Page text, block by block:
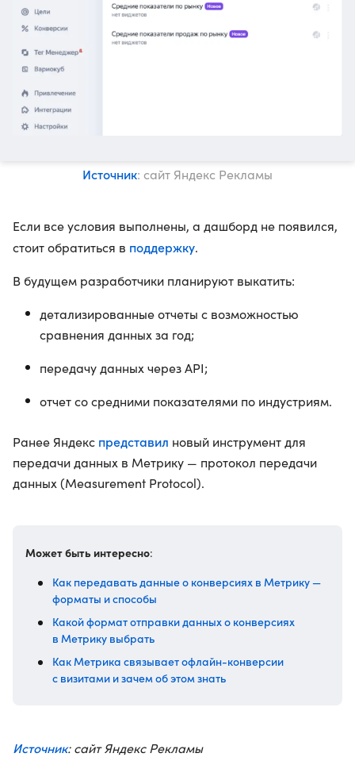
Источник: сайт Яндекс Рекламы
Если все условия выполнены, а дашборд не появился,
стоит обратиться в поддержку.
В будущем разработчики планируют выкатить:
детализированные отчеты с возможностью
сравнения данных за год;
передачу данных через API;
отчет со средними показателями по индустриям.
Ранее Яндекс представил новый инструмент для
передачи данных в Метрику — протокол передачи
данных (Measurement Protocol).
Может быть интересно:
Как передавать данные о конверсиях в Метрику —
форматы и способы
Какой формат отправки данных о конверсиях
в Метрику выбрать
Как Метрика связывает офлайн-конверсии
с визитами и зачем об этом знать
Источник: сайт Яндекс Рекламы